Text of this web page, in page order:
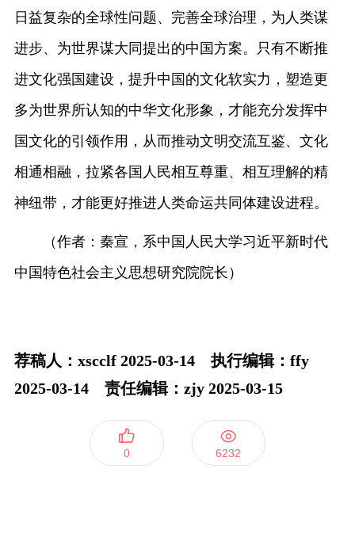
日益复杂的全球性问题、完善全球治理，为人类谋
进步、为世界谋大同提出的中国方案。只有不断推
进文化强国建设，提升中国的文化软实力，塑造更
多为世界所认知的中华文化形象，才能充分发挥中
国文化的引领作用，从而推动文明交流互鉴、文化
相通相融，拉紧各国人民相互尊重、相互理解的精
神纽带，才能更好推进人类命运共同体建设进程。
（作者：秦宣，系中国人民大学习近平新时代
中国特色社会主义思想研究院院长）
荐稿人：xscclf 2025-03-14 执行编辑：ffy
2025-03-14 责任编辑：zjy 2025-03-15
0 6232